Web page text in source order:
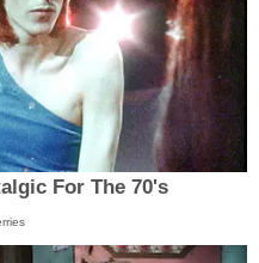
For The 70's